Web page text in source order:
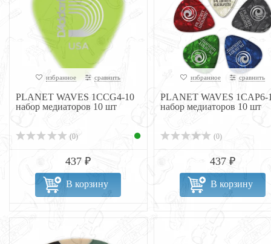
избранное сравнить
PLANET WAVES 1CCG4-10
набор медиаторов 10 шт
(0)
437 ₽
В корзину
избранное сравнить
PLANET WAVES 1CAP6-
набор медиаторов 10 шт
(0)
437 ₽
В корзину